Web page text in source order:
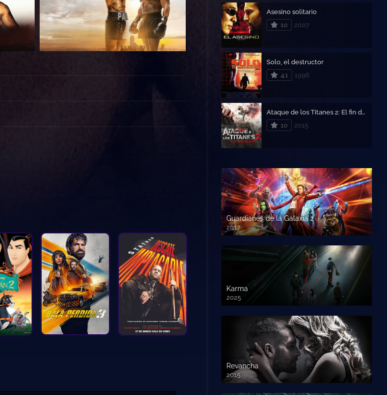
Asesino solitario
10
2007
Solo, el destructor
4.1
1996
Ataque de los Titanes 2: El fin del mundo
10
2015
Guardianes de la Galaxia 2
2017
720p HD
Karma
2025
Revancha
2015
720p HD